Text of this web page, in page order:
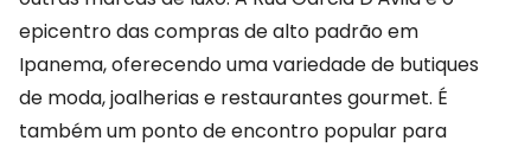
epicentro das compras de alto padrão em
Ipanema, oferecendo uma variedade de butiques
de moda, joalherias e restaurantes gourmet. É
também um ponto de encontro popular para